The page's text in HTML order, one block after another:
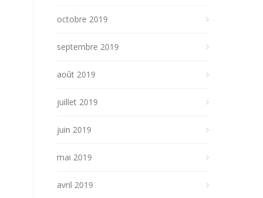
octobre 2019
septembre 2019
août 2019
juillet 2019
juin 2019
mai 2019
avril 2019